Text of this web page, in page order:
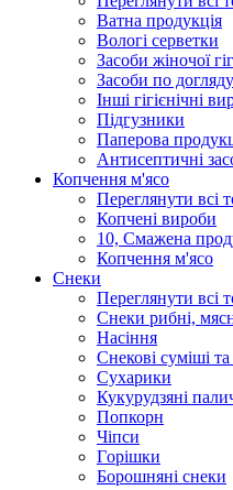
Ватна продукція
Вологi серветки
Засоби жіночої
Засоби по
Інші гігієнічні
Підгузники
Паперова
Антисептичні
Копчення м'ясо
Переглянути всі
Копчені вироби
10, Смажена
Копчення м'ясо
Снеки
Переглянути всі
Снеки рибні,
Насіння
Снекові суміші
Сухарики
Кукурудзяні
Попкорн
Чіпси
Гoрішки
Борошняні снеки